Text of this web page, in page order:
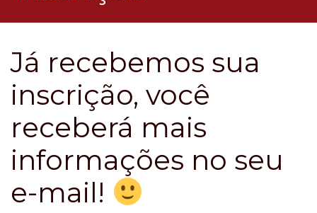
Já recebemos sua
inscrição, você
receberá mais
informações no seu
e-mail!